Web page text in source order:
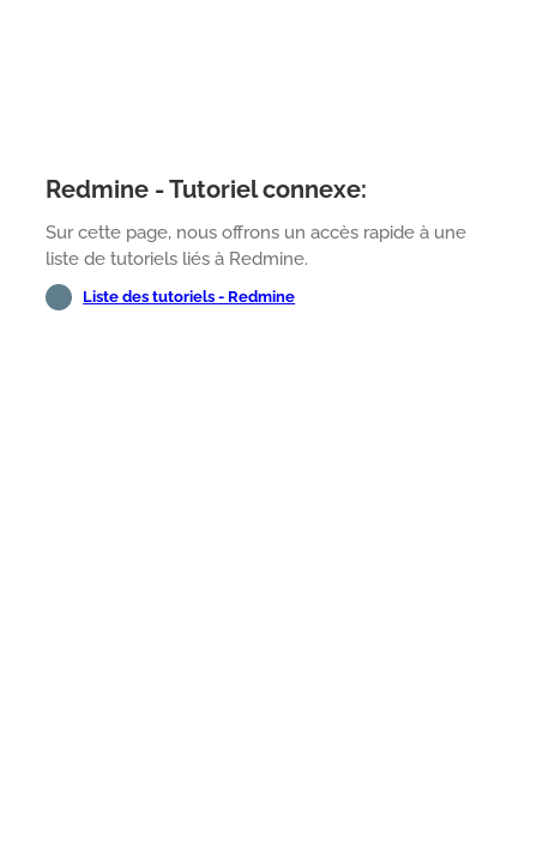
Redmine - Tutoriel connexe:
Sur cette page, nous offrons un accès rapide à une
liste de tutoriels liés à Redmine.
Liste des tutoriels - Redmine